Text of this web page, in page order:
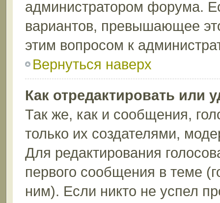
администратором форума.
вариантов, превышающее
этим вопросом к
Вернуться наверх
Как отредактировать или
Так же, как и сообщения,
только их создателями,
Для редактирования
первого сообщения в теме
ним). Если никто не успел